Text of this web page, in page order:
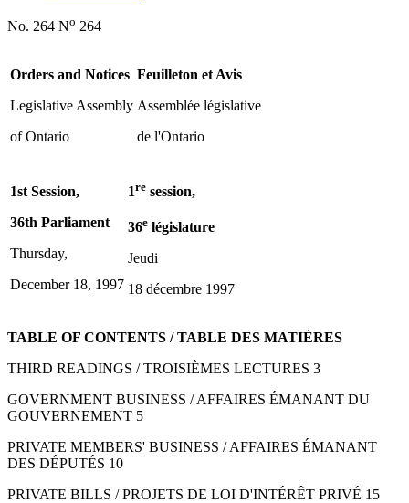
No. 264 No 264
Orders and Notices
Legislative Assembly
of Ontario
Feuilleton et Avis
Assemblée législative
de l'Ontario
1st Session,
36th Parliament
Thursday,
December 18, 1997
1re session,
36e législature
Jeudi
18 décembre 1997
TABLE OF CONTENTS / TABLE DES MATIÈRES
THIRD READINGS / TROISIÈMES LECTURES 3
GOVERNMENT BUSINESS / AFFAIRES ÉMANANT DU
GOUVERNEMENT 5
PRIVATE MEMBERS' BUSINESS / AFFAIRES ÉMANANT
DES DÉPUTÉS 10
PRIVATE BILLS / PROJETS DE LOI D'INTÉRÊT PRIVÉ 15